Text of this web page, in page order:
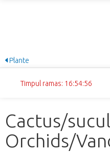
Plante
Timpul ramas: 16:54:56
Cactus/
Orchids/